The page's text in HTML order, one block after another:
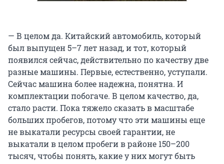
— В целом да. Китайский автомобиль, который
был выпущен 5–7 лет назад, и тот, который
появился сейчас, действительно по качеству две
разные машины. Первые, естественно, уступали.
Сейчас машина более надежна, понятна. И
комплектации побогаче. В целом качество, да,
стало расти. Пока тяжело сказать в масштабе
больших пробегов, потому что эти машины еще
не выкатали ресурсы своей гарантии, не
выкатали в целом пробеги в районе 150–200
тысяч, чтобы понять, какие у них могут быть